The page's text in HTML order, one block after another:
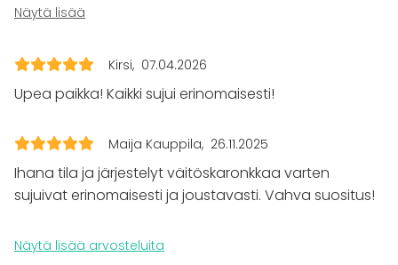
Pikkujoulut
Tilatyypit
Juhlasali
Monitoimitila
Galleria / Museo
sähköpianoa eli ohjelmalliseen iltapäivään tuotava
catering oli pakko ottaa 4Catering-firmasta, joka
toimi kiitettävästi.
Näytä lisää
Kirsi 07.04.2026
Upea paikka! Kaikki sujui erinomaisesti!
Maija Kauppila 26.11.2025
Ihana tila ja järjestelyt väitöskaronkkaa varten
sujuivat erinomaisesti ja joustavasti. Vahva suositus!
Näytä lisää arvosteluita